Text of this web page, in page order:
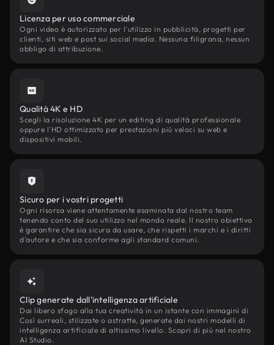
Licenza per uso commerciale
Ogni video è autorizzato per l'utilizzo in pubblicità, progetti per
clienti, siti web e post sui social media. Nessuna filigrana, nessun
obbligo di attribuzione.
Qualità 4K e HD
Scegli la risoluzione 4K per un editing di qualità professionale
oppure l'HD ottimizzato per prestazioni più veloci su web e
dispositivi mobili.
Sicuro per i vostri progetti
Ogni risorsa viene attentamente esaminata dal nostro team
tenendo conto del suo utilizzo nel mondo reale. Il nostro obiettivo
è garantire che sia sicura da usare, che rispetti i marchi e i diritti
d'autore e che sia conforme agli standard comuni.
Clip generate dall'intelligenza artificiale
Dai libero sfogo alla tua creatività in un istante con immagini di
Così surreali, stilizzate o astratte, generate dai nostri modelli di
intelligenza artificiale di altissimo livello. Scopri di più nel nostro
AI Studio.